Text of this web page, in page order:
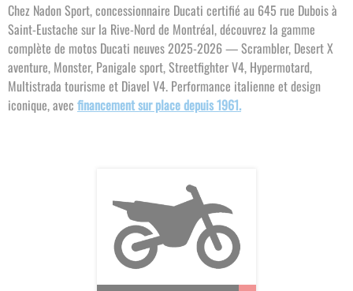
Chez Nadon Sport, concessionnaire Ducati certifié au 645 rue Dubois à
Saint-Eustache sur la Rive-Nord de Montréal, découvrez la gamme
complète de motos Ducati neuves 2025-2026 — Scrambler, Desert X
aventure, Monster, Panigale sport, Streetfighter V4, Hypermotard,
Multistrada tourisme et Diavel V4. Performance italienne et design
iconique, avec financement sur place depuis 1961.